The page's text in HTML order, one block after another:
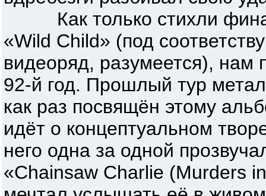
Как только стихли
«Wild Child» (под
видеоряд, разумеется), нам
92-й год. Прошлый тур
как раз посвящён этому
идёт о концептуальном
него одна за одной
«Chainsaw Charlie (Murders